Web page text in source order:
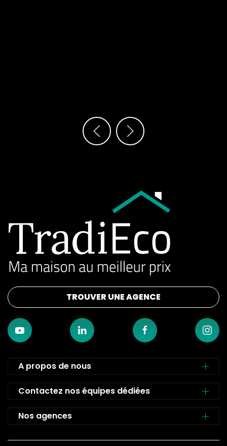
TROUVER UNE AGENCE
A propos de nous
Contactez nos équipes dédiées
Nos agences